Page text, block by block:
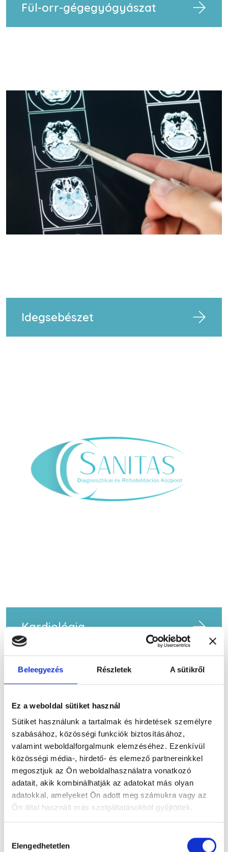
Beleegyezés Részletek A sütikről
Ez a weboldal sütiket használ
Sütiket használunk a tartalmak és hirdetések személyre
szabásához, közösségi funkciók biztosításához,
valamint weboldalforgalmunk elemzéséhez. Ezenkívül
közösségi média-, hirdető- és elemező partnereinkkel
megosztjuk az Ön weboldalhasználatra vonatkozó
adatait, akik kombinálhatják az adatokat más olyan
adatokkal, amelyeket Ön adott meg számukra vagy az
Ön által használt más szolgáltatásokból gyűjtöttek.
kiválasztása
Elengedhetetlen
Fül-orr-gégegyógyászat
Idegsebészet
Kardiológia